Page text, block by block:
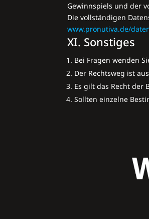
Gewinnspiels und der
Die vollständigen
www.pronutiva.de/
XI. Sonstiges
Bei Fragen wenden
Der Rechtsweg ist
Es gilt das Recht der
Sollten einzelne